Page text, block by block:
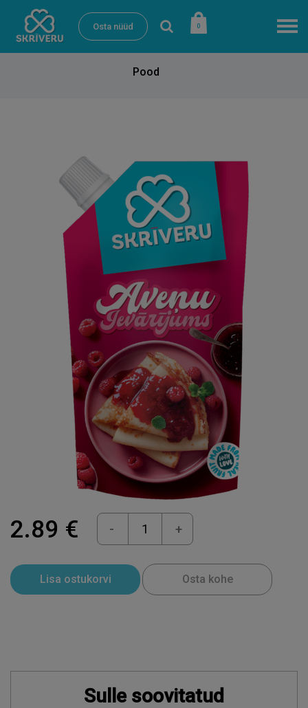
Osta nüüd 0
Pood
2.89 € - +
Lisa ostukorvi Osta kohe
Sulle soovitatud